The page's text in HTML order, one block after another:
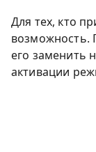
Для тех, кто
возможность.
его заменить
активации